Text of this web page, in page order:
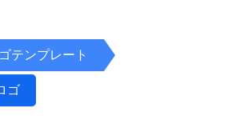
テンプレート
ゴ